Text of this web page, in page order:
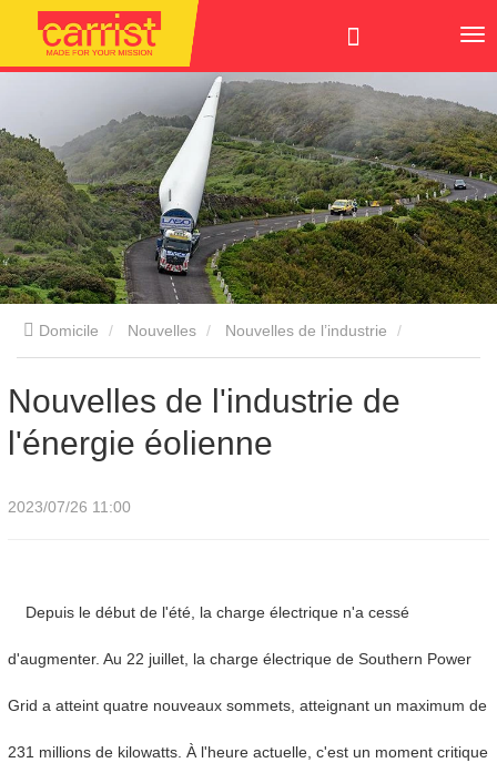
Domicile Nouvelles Nouvelles de l’industrie
Nouvelles de l'industrie de
l'énergie éolienne
2023/07/26 11:00
Depuis le début de l'été, la charge électrique n'a cessé
d'augmenter. Au 22 juillet, la charge électrique de Southern Power
Grid a atteint quatre nouveaux sommets, atteignant un maximum de
231 millions de kilowatts. À l'heure actuelle, c'est un moment critique